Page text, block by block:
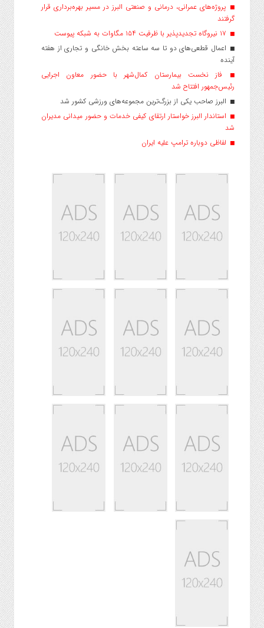
پروژه‌های عمرانی، درمانی و صنعتی البرز در مسیر بهره‌برداری قرار
گرفتند
اعمال قطعی‌های دو تا سه ساعته بخش خانگی و تجاری از هفته
آینده
فاز نخست بیمارستان کمال‌شهر با حضور معاون اجرایی
رئیس‌جمهور افتتاح شد
البرز صاحب یکی از بزرگ‌ترین مجموعه‌های ورزشی کشور شد
استاندار البرز خواستار ارتقای کیفی خدمات و حضور میدانی مدیران
شد
لفاظی دوباره ترامپ علیه ایران